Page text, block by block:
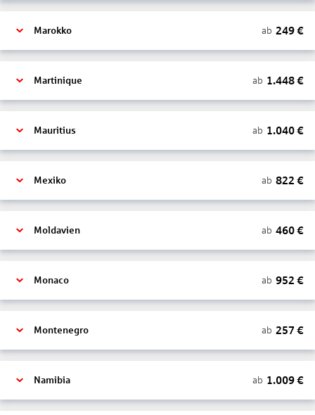
Marokko ab 249€
Martinique ab 1.448€
Mauritius ab 1.040€
Mexiko ab 822 €
Moldavien ab 460€
Monaco ab 952 €
Montenegro ab 257 €
Namibia ab 1.009€